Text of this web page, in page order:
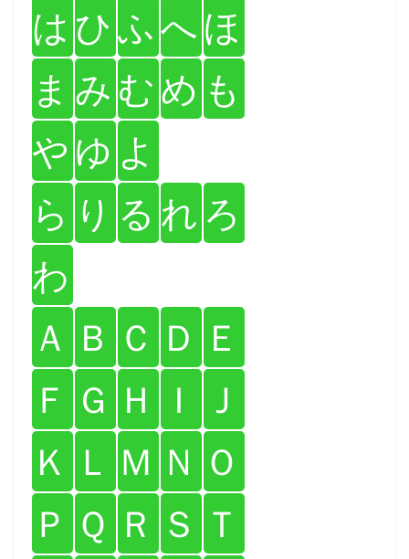
は ひふへほ
ま み むめ も
や ゆ よ
ら り る れ ろ
わ
Ａ Ｂ Ｃ Ｄ Ｅ
Ｆ Ｇ Ｈ Ｉ
Ｊ
Ｋ Ｌ Ｍ Ｎ Ｏ
Ｐ Ｑ Ｒ Ｓ Ｔ